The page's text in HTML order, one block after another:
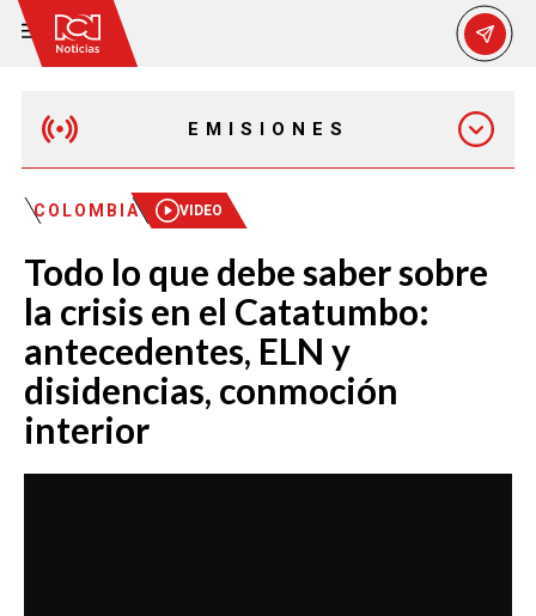
EMISIONES
MAÑANA EXPRESS
EMISIÓN 12:30 PM
EMISIÓN 7:00 PM
COLOMBIA VIDEO
Todo lo que debe saber sobre
la crisis en el Catatumbo:
antecedentes, ELN y
disidencias, conmoción
interior